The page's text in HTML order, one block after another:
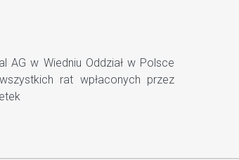
AG w Wiedniu Oddział w Polsce
rat wpłaconych przez